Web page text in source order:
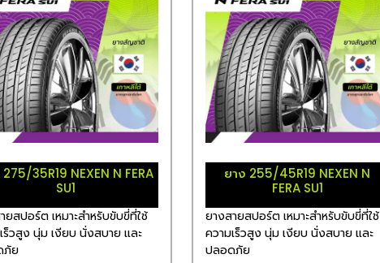
35R19 NEXEN N FERA
SU1
ยสปอร์ต เหมาะสำหรับขับขี่ที่ใช้
ร็วสูง นุ่ม เงียบ นั่งสบาย และ
ภัย
ยาง 255/45R19 NEXEN N
FERA SU1
ยางสายสปอร์ต เหมาะสำหรับขับขี่ที่ใช้
ความเร็วสูง นุ่ม เงียบ นั่งสบาย และ
ปลอดภัย